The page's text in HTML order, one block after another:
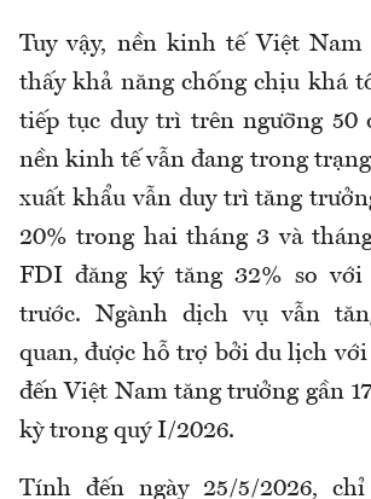
Tuy vậy, nền kinh tế Việt Nam
thấy khả năng chống chịu khá
tiếp tục duy trì trên ngưỡng 50
nền kinh tế vẫn đang trong
xuất khẩu vẫn duy trì tăng
20% trong hai tháng 3 và
FDI đăng ký tăng 32% so với
trước. Ngành dịch vụ vẫn
quan, được hỗ trợ bởi du lịch
đến Việt Nam tăng trưởng gần
kỳ trong quý I/2026.
Tính đến ngày 25/5/2026,